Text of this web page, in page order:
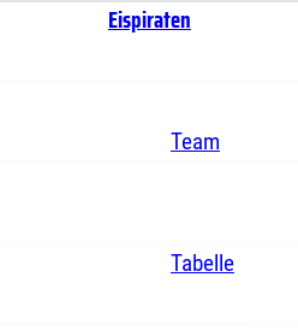
Eispiraten
Team
Tabelle